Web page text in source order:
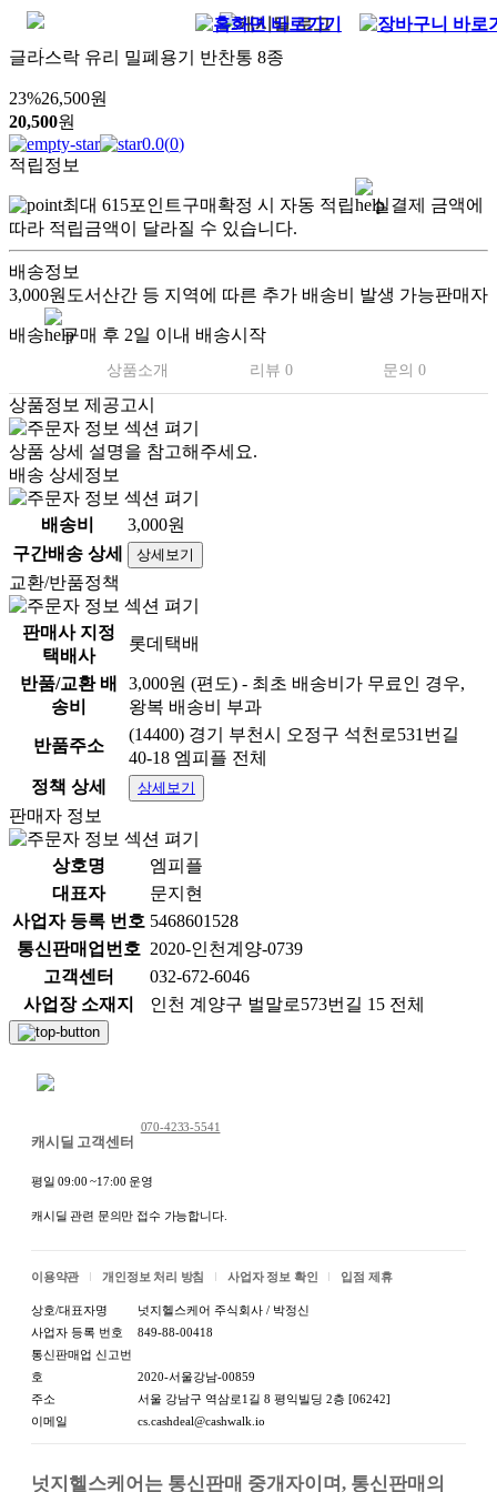
글라스락 유리 밀폐용기 반찬통 8종
23%26,500원
20,500원
0.0(0)
적립정보
최대 615포인트구매확정 시 자동 적립
실결제 금액에
따라 적립금액이 달라질 수 있습니다.
배송정보
3,000원 도서산간 등 지역에 따른 추가 배송비 발생 가능판매자
배송 구매 후 2일 이내 배송시작
상품소개 리뷰 0 문의 0
상품정보 제공고시
상품 상세 설명을 참고해주세요.
배송 상세정보
배송비
3,000원
구간배송 상세
상세보기
교환/반품정책
판매사 지정
택배사
롯데택배
반품/교환 배
송비
3,000원 (편도) - 최초 배송비가 무료인 경우,
왕복 배송비 부과
반품주소
(14400) 경기 부천시 오정구 석천로531번길
40-18 엠피플 전체
정책 상세
상세보기
판매자 정보
상호명
엠피플
대표자
문지현
사업자 등록 번호 5468601528
통신판매업번호 2020-인천계양-0739
고객센터
032-672-6046
사업장 소재지
인천 계양구 벌말로573번길 15 전체
캐시딜 고객센터
070-4233-5541
평일 09:00 ~17:00 운영
캐시딜 관련 문의만 접수 가능합니다.
이용약관 개인정보 처리 방침 사업자 정보 확인 입점 제휴
상호/대표자명
넛지헬스케어 주식회사 / 박정신
사업자 등록 번호
849-88-00418
통신판매업 신고번
호
2020-서울강남-00859
주소
서울 강남구 역삼로1길 8 평익빌딩 2층 [06242]
이메일
cs.cashdeal@cashwalk.io
넛지헬스케어는 통신판매 중개자이며, 통신판매의